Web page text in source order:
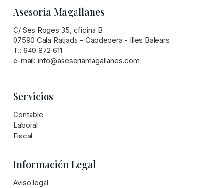
Asesoria Magallanes
C/ Ses Roges 35, oficina B
07590 Cala Ratjada - Capdepera - Illes Balears
T.: 649 872 611
e-mail: info@asesoriamagallanes.com
Servicios
Contable
Laboral
Fiscal
Información Legal
Aviso legal